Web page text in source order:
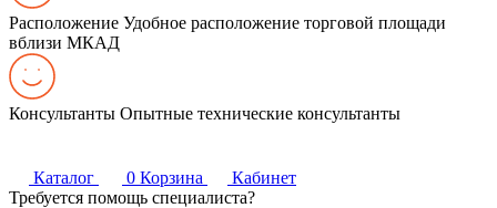
Расположение Удобное расположение торговой площади
вблизи МКАД
Консультанты Опытные технические консультанты
Каталог 0 Корзина
Кабинет
Требуется помощь специалиста?